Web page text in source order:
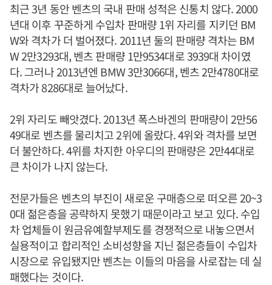
최근 3년 동안 벤츠의 국내 판매 성적은 신통치 않다. 2000
년대 이후 꾸준하게 수입차 판매량 1위 자리를 지키던 BM
W와 격차가 더 벌어졌다. 2011년 둘의 판매량 격차는 BM
W 2만3293대, 벤츠 판매량 1만9534대로 3939대 차이였
다. 그러나 2013년엔 BMW 3만3066대, 벤츠 2만4780대로
격차가 8286대로 늘어났다.
2위 자리도 빼앗겼다. 2013년 폭스바겐의 판매량이 2만56
49대로 벤츠를 물리치고 2위에 올랐다. 4위와 격차를 보면
더 불안하다. 4위를 차지한 아우디의 판매량은 2만44대로
큰 차이가 나지 않는다.
전문가들은 벤츠의 부진이 새로운 구매층으로 떠오른 20~3
0대 젊은층을 공략하지 못했기 때문이라고 보고 있다. 수입
차 업체들이 원금유예할부제도를 경쟁적으로 내놓으면서
실용적이고 합리적인 소비성향을 지닌 젊은층들이 수입차
시장으로 유입됐지만 벤츠는 이들의 마음을 사로잡는 데 실
패했다는 것이다.